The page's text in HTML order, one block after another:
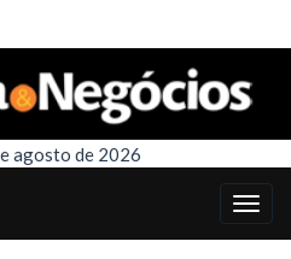
agosto de 2026